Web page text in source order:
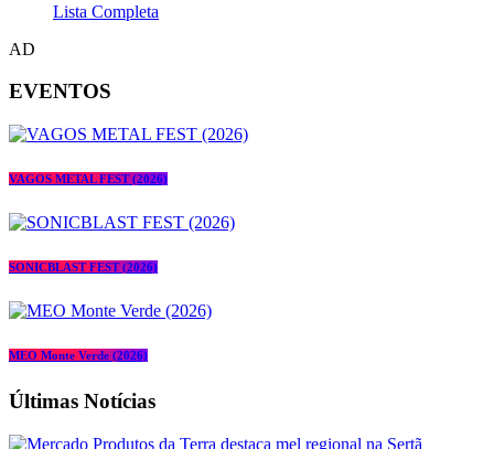
Lista Completa
AD
EVENTOS
VAGOS METAL FEST (2026)
SONICBLAST FEST (2026)
MEO Monte Verde (2026)
Últimas Notícias